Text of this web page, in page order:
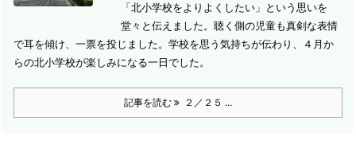
「北小学校をよりよくしたい」という思いを
堂々と伝えました。聴く側の児童も真剣な表情
で耳を傾け、一票を投じました。学校を思う気持ちが伝わり、４月か
らの北小学校が楽しみになる一日でした。
記事を読む ２／２５ ...